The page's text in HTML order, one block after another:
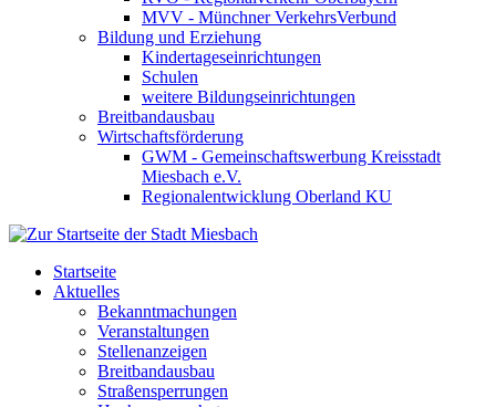
MVV - Münchner VerkehrsVerbund
Bildung und Erziehung
Kindertageseinrichtungen
Schulen
weitere Bildungseinrichtungen
Breitbandausbau
Wirtschaftsförderung
GWM - Gemeinschaftswerbung Kreisstadt
Miesbach e.V.
Regionalentwicklung Oberland KU
Startseite
Aktuelles
Bekanntmachungen
Veranstaltungen
Stellenanzeigen
Breitbandausbau
Straßensperrungen